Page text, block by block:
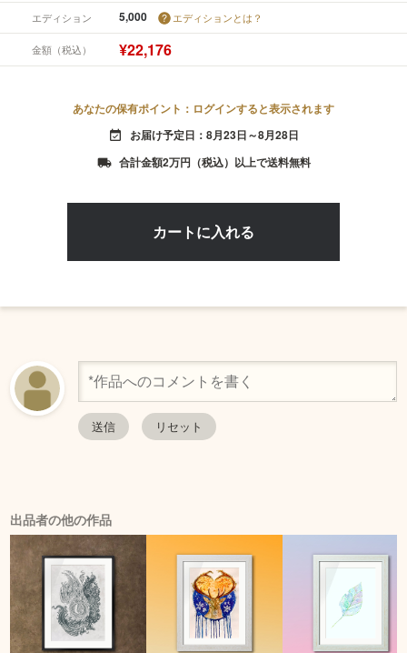
エディション 5,000 エディションとは？
金額（税込） ¥22,176
あなたの保有ポイント：ログインすると表示されます
event_available お届け予定日：8月23日～8月28日
local_shipping 合計金額2万円（税込）以上で送料無料
出品者の他の作品